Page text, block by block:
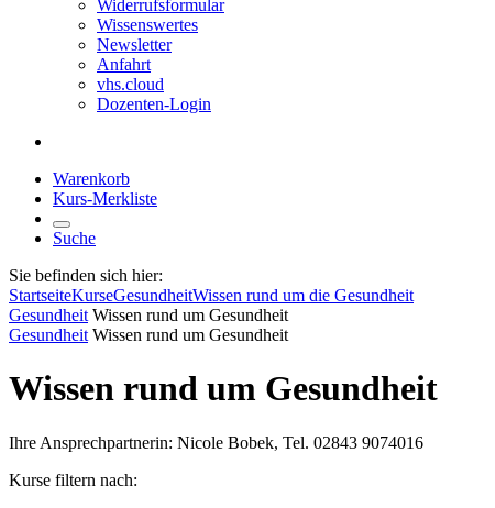
Widerrufsformular
Wissenswertes
Newsletter
Anfahrt
vhs.cloud
Dozenten-Login
Warenkorb
Kurs-Merkliste
Suche
Sie befinden sich hier:
StartseiteKurseGesundheitWissen rund um die Gesundheit
Gesundheit Wissen rund um Gesundheit
Gesundheit Wissen rund um Gesundheit
Wissen rund um Gesundheit
Ihre Ansprechpartnerin: Nicole Bobek, Tel. 02843 9074016
Kurse filtern nach: